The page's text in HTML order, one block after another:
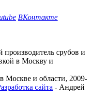
ВКонтакте
срубов и
в Москву и
Москве и области, 2009-
сайта - Андрей